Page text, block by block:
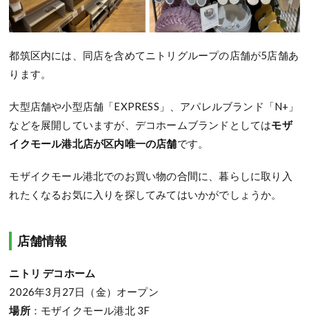
都筑区内には、同店を含めてニトリグループの店舗が5店舗あ
ります。
大型店舗や小型店舗「EXPRESS」、アパレルブランド「N+」
などを展開していますが、デコホームブランドとしてはモザ
イクモール港北店が区内唯一の店舗です。
モザイクモール港北でのお買い物の合間に、暮らしに取り入
れたくなるお気に入りを探してみてはいかがでしょうか。
店舗情報
ニトリ デコホーム
2026年3月27日（金）オープン
場所：モザイクモール港北 3F